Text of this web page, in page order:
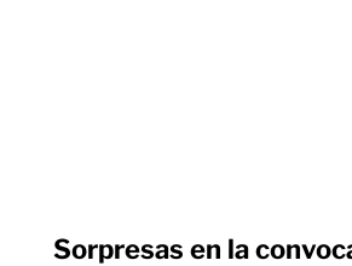
Sorpresas en la